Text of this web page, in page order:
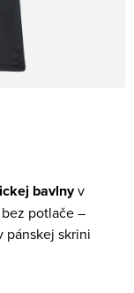
bavlnyv
potlače –
pánskej skrini